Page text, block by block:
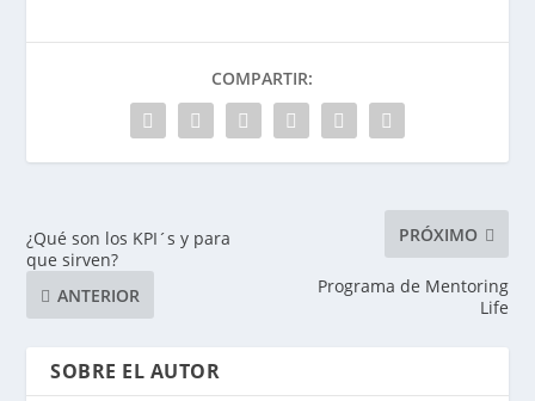
COMPARTIR:
¿Qué son los KPI´s y para
que sirven?
ANTERIOR
PRÓXIMO
Programa de Mentoring
Life
SOBRE EL AUTOR